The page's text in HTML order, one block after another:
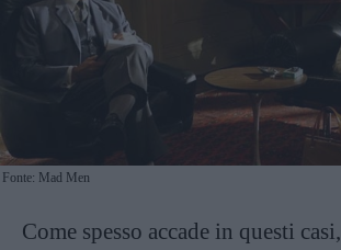
Fonte: Mad Men
Come spesso accade in questi casi,